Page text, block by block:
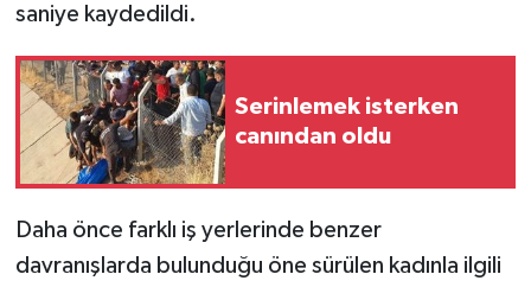
saniye kaydedildi.
Serinlemek isterken
canından oldu
Daha önce farklı iş yerlerinde benzer
davranışlarda bulunduğu öne sürülen kadınla ilgili